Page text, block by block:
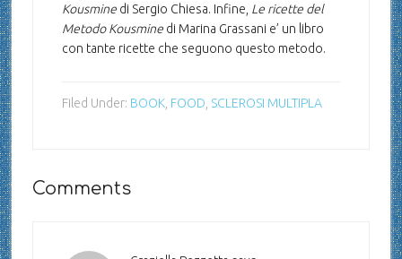
Kousminedi Sergio Chiesa. Infine, Le ricette del
Metodo Kousminedi Marina Grassani e’ un libro
con tante ricette che seguono questo metodo.
Filed Under: BOOK, FOOD SCLEROSI MULTIPLA
Comments